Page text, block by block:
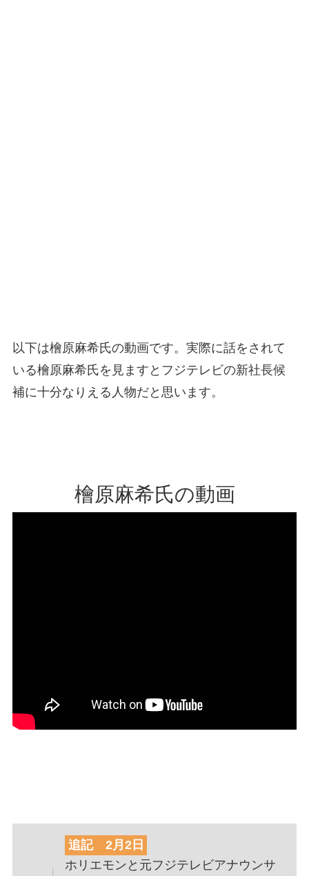
以下は檜原麻希氏の動画です。実際に話をされて
いる檜原麻希氏を見ますとフジテレビの新社長候
補に十分なりえる人物だと思います。
檜原麻希氏の動画
追記 2月2日
ホリエモンと元フジテレビアナウンサ